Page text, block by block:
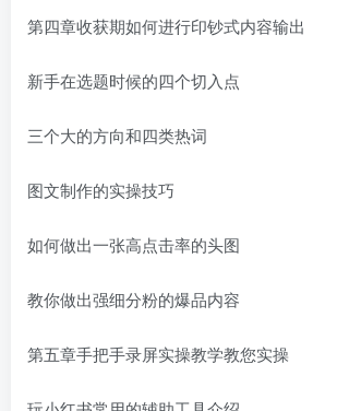
第四章收获期如何进行印钞式内容输出
新手在选题时候的四个切入点
三个大的方向和四类热词
图文制作的实操技巧
如何做出一张高点击率的头图
教你做出强细分粉的爆品内容
第五章手把手录屏实操教学教您实操